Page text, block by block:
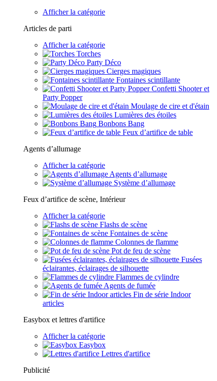
Afficher la catégorie
Articles de parti
Afficher la catégorie
Torches
Party Déco
Cierges magiques
Fontaines scintillante
Confetti Shooter et
Party Popper
Moulage de cire et d'étain
Lumières des étoiles
Bonbons Bang
Feux d’artifice de table
Agents d’allumage
Afficher la catégorie
Agents d’allumage
Système d’allumage
Feux d’artifice de scène, Intérieur
Afficher la catégorie
Flashs de scène
Fontaines de scène
Colonnes de flamme
Pot de feu de scène
Fusées
éclairantes, éclairages de silhouette
Flammes de cylindre
Agents de fumée
Fin de série Indoor
articles
Easybox et lettres d'artifice
Afficher la catégorie
Easybox
Lettres d'artifice
Publicité